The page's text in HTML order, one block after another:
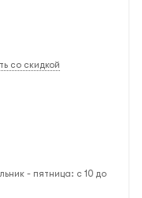
со скидкой
- пятница: с 10 до